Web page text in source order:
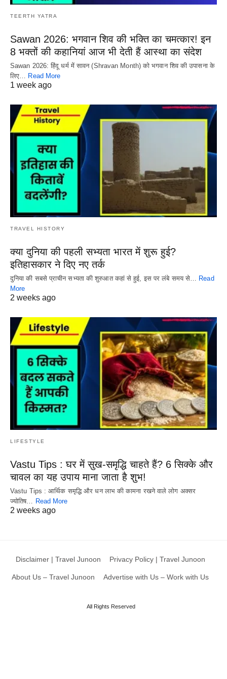
TEERTH YATRA
Sawan 2026: भगवान शिव की भक्ति का चमत्कार! इन
8 भक्तों की कहानियां आज भी देती हैं आस्था का संदेश
Sawan 2026: हिंदू धर्म में सावन (Shravan Month) को भगवान शिव की उपासना के
लिए… Read More
1 week ago
TRAVEL HISTORY
क्या दुनिया की पहली सभ्यता भारत में शुरू हुई?
इतिहासकार ने दिए नए तर्क
दुनिया की सबसे प्राचीन सभ्यता की शुरुआत कहां से हुई, इस पर लंबे समय से… Read
More
2 weeks ago
LIFESTYLE
Vastu Tips : घर में सुख-समृद्धि चाहते हैं? 6 सिक्के और
चावल का यह उपाय माना जाता है शुभ!
Vastu Tips : आर्थिक समृद्धि और धन लाभ की कामना रखने वाले लोग अक्सर
ज्योतिष… Read More
2 weeks ago
Disclaimer | Travel Junoon Privacy Policy | Travel Junoon
About Us – Travel Junoon Advertise with Us – Work with Us
All Rights Reserved